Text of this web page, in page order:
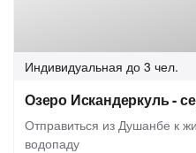
Индивидуальная до 3 чел.
Озеро Искандеркуль -
Отправиться из Душанбе к
водопаду